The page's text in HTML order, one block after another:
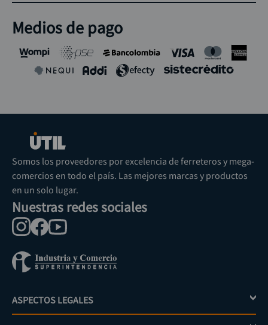
Medios de pago
Somos los proveedores por excelencia de ferreteros y mega-
comercios en todo el país. Las mejores marcas y productos
en un solo lugar.
Nuestras redes sociales
ASPECTOS LEGALES +